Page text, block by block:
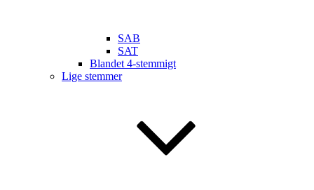
SAB
SAT
Blandet 4-stemmigt
Lige stemmer